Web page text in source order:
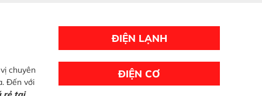
chuyên
Đến với
ĐIỆN LẠNH
ĐIỆN CƠ